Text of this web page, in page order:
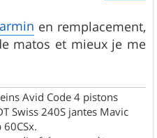
en remplacement,
matos et mieux je me
Avid Code 4 pistons
Swiss 240S jantes Mavic